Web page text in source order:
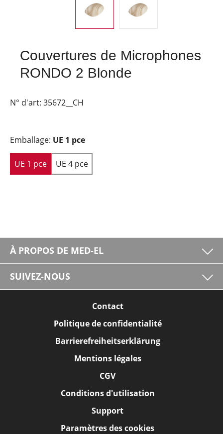
Couvertures de Microphones
RONDO 2 Blonde
N° d'art: 35672__CH
Emballage: UE 1 pce
UE 1 pce UE 4 pce
À PROPOS DE MED-EL
SUIVEZ-NOUS
Contact
Politique de confidentialité
Barrierefreiheitserklärung
Mentions légales
CGV
Conditions d'utilisation
Support
Paramètres des cookies